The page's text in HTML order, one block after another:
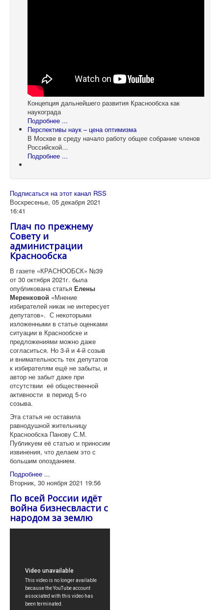
Концепция дальнейшего развития Краснообска как
наукограда
Подробнее ...
Перспективы наук – цена оптимизма
В Москве в среду начало работу общее собрание членов
Российской…
Подробнее ...
Подписаться на этот канал RSS
Воскресенье, 05 декабря 2021
16:41
Плач по прежнему
Совету и
администрации
Краснообска
В газете «КРАСНООБСК» №39
от 30 октября 2021г. была
опубликована статья Елены
Меренковой «Мнение
избирателей никак не интересует
депутатов». С некоторыми
изложенными в статье оценками
ситуации в Краснообске и
предложениями можно даже
согласиться. Но 3-й и 4-й созыв
и внимательность тех депутатов
к избирателям ещё не забыты, и
автор не забыт даже при
отсутствии её общественной
активности в период 5-го
созыва.
Эта статья не оставила
равнодушной жительницу
Краснообска Панову С.М.
Публикуем её статью и приносим
извинения, что делаем это с
большим опозданием.
Подробнее ...
Вторник, 30 ноября 2021 19:56
По всей России идёт
война бизнесвласти с
народом за землю